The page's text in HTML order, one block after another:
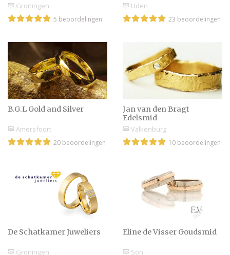
Groningen
5 beoordelingen
Uden
23 beoordelingen
B.G.L Gold and Silver
Amersfoort
20 beoordelingen
Jan van den Bragt
Edelsmid
Valkenburg
10 beoordelingen
De Schatkamer Juweliers
Groningen
Eline de Visser Goudsmid
Son